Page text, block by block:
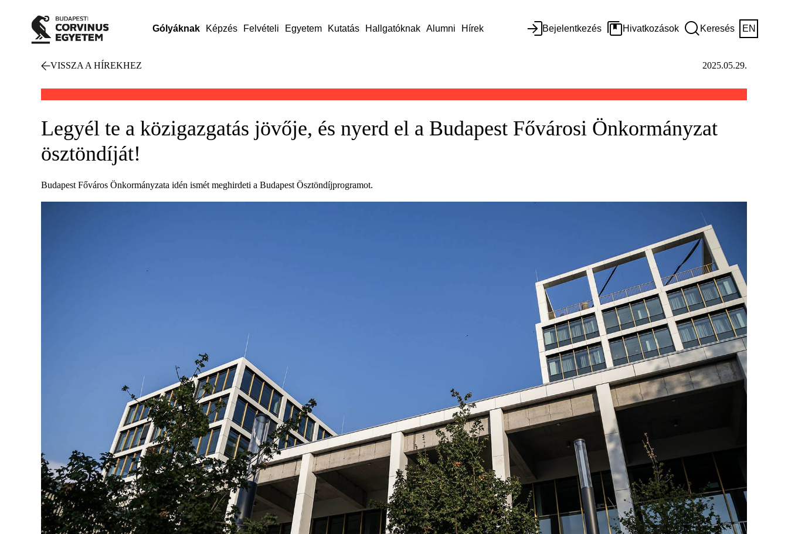
Gólyáknak Képzés Felvételi Egyetem Kutatás Hallgatóknak Alumni Hírek Bejelentkezés Hivatkozások Keresés EN
VISSZA A HÍREKHEZ 2025.05.29.
Legyél te a közigazgatás jövője, és nyerd el a Budapest Fővárosi Önkormányzat
ösztöndíját!
Budapest Főváros Önkormányzata idén ismét meghirdeti a Budapest Ösztöndíjprogramot.